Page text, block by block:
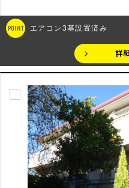
エアコン3基設置済み